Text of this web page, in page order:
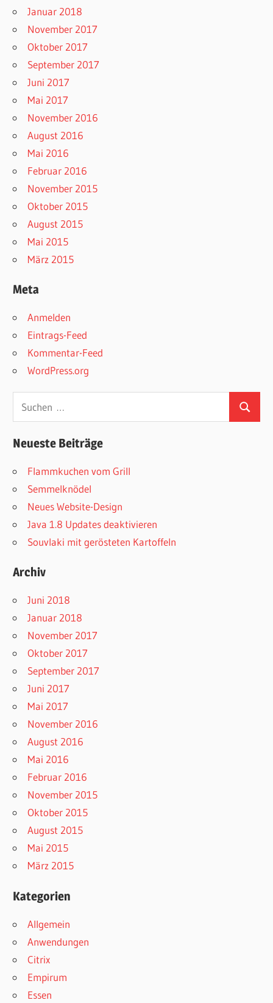
Januar 2018
November 2017
Oktober 2017
September 2017
Juni 2017
Mai 2017
November 2016
August 2016
Mai 2016
Februar 2016
November 2015
Oktober 2015
August 2015
Mai 2015
März 2015
Meta
Anmelden
Eintrags-Feed
Kommentar-Feed
WordPress.org
Suchen
nach:
Suchen
Neueste Beiträge
Flammkuchen vom Grill
Semmelknödel
Neues Website-Design
Java 1.8 Updates deaktivieren
Souvlaki mit gerösteten Kartoffeln
Archiv
Juni 2018
Januar 2018
November 2017
Oktober 2017
September 2017
Juni 2017
Mai 2017
November 2016
August 2016
Mai 2016
Februar 2016
November 2015
Oktober 2015
August 2015
Mai 2015
März 2015
Kategorien
Allgemein
Anwendungen
Citrix
Empirum
Essen